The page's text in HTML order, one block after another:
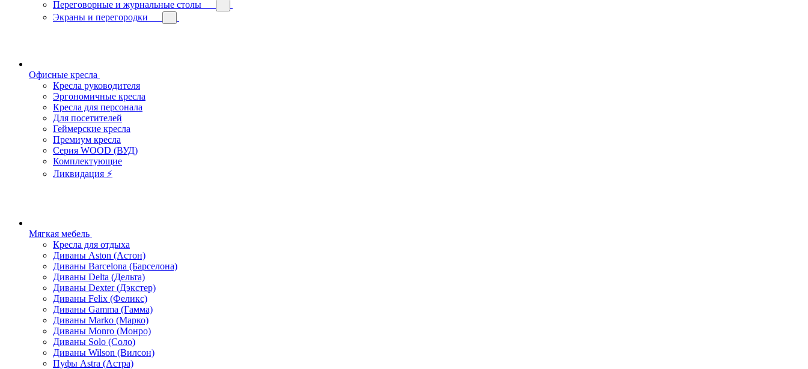
Переговорные и журнальные столы
Экраны и перегородки
Офисные кресла
Кресла руководителя
Эргономичные кресла
Кресла для персонала
Для посетителей
Геймерские кресла
Премиум кресла
Серия WOOD (ВУД)
Комплектующие
Ликвидация ⚡
Мягкая мебель
Кресла для отдыха
Диваны Aston (Астон)
Диваны Barcelona (Барселона)
Диваны Delta (Дельта)
Диваны Dexter (Дэкстер)
Диваны Felix (Феликс)
Диваны Gamma (Гамма)
Диваны Marko (Марко)
Диваны Monro (Монро)
Диваны Solo (Соло)
Диваны Wilson (Вилсон)
Пуфы Astra (Астра)